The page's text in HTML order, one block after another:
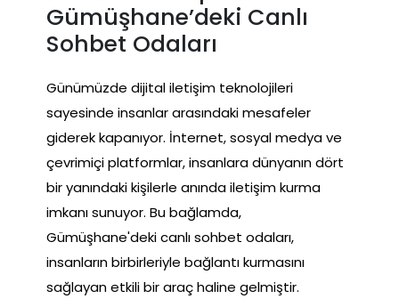
Gümüşhane’deki Canlı
Sohbet Odaları
Günümüzde dijital iletişim teknolojileri
sayesinde insanlar arasındaki mesafeler
giderek kapanıyor. İnternet, sosyal medya ve
çevrimiçi platformlar, insanlara dünyanın dört
bir yanındaki kişilerle anında iletişim kurma
imkanı sunuyor. Bu bağlamda,
Gümüşhane'deki canlı sohbet odaları,
insanların birbirleriyle bağlantı kurmasını
sağlayan etkili bir araç haline gelmiştir.